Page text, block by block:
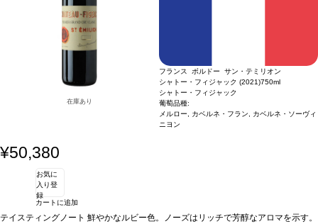
在庫あり
フランス ボルドー サン・テミリオン
シャトー・フィジャック (2021)750ml
シャトー・フィジャック
葡萄品種:
メルロー, カベルネ・フラン, カベルネ・ソーヴィ
ニヨン
¥50,380
お気に
入り登
録
カートに追加
テイスティングノート 鮮やかなルビー色。ノーズはリッチで芳醇なアロマを示す。